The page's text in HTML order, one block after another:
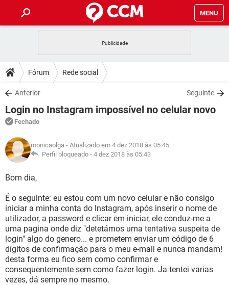
MENU
CELULAR
OUTLOOK
INSTAGRAM GMAIL
GUIA DE COMPRAS
DICAS
JOGOS
OUTLOOK
INSTAGRAM
GUIA DE COMPRAS
DOWNLOADS
JOGOS WHATSAPP
CELULAR
OUTLOOK EXCEL
INSTAGRAM
GUIA DE COMPRAS
FÓRUM
JOGOS
CELULAR FACEBOOK
GUIA DE COMPRAS
GLOSSÁRIO
JOGOS
CELULAR
OUTLOOK EXCEL
INSTAGRAM GMAIL
GUIA DE COMPRAS
Fórum Rede social
Anterior Seguinte
Login no Instagram impossível no celular novo
Fechado
monicaolga - Atualizado em 4 dez 2018 às 05:45
Perfil bloqueado - 4 dez 2018 às 05:43
Bom dia,
É o seguinte: eu estou com um novo celular e não consigo
iniciar a minha conta do Instagram, após inserir o nome de
utilizador, a password e clicar em iniciar, ele conduz-me a
uma pagina onde diz "detetámos uma tentativa suspeita de
login" algo do genero... e prometem enviar um código de 6
dígitos de confirmação para o meu e-mail e nunca mandam!
desta forma eu fico sem como confirmar e
consequentemente sem como fazer login. Ja tentei varias
vezes, dá sempre no mesmo.